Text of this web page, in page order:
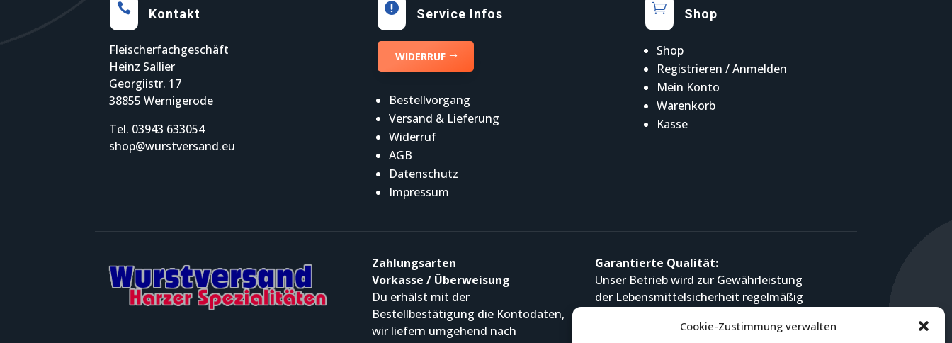
Cookie-Zustimmung verwalten
 Kontakt
Fleischerfachgeschäft
Heinz Sallier
Georgiistr. 17
38855 Wernigerode
Tel. 03943 633054
shop@wurstversand.eu
 Service Infos
WIDERRUF
Bestellvorgang
Versand & Lieferung
Widerruf
AGB
Datenschutz
Impressum
 Shop
Shop
Registrieren / Anmelden
Mein Konto
Warenkorb
Kasse
Zahlungsarten
Vorkasse / Überweisung
Du erhälst mit der
Bestellbestätigung die Kontodaten,
wir liefern umgehend nach
Garantierte Qualität:
Unser Betrieb wird zur Gewährleistung
der Lebensmittelsicherheit regelmäßig
Services Germany GmbH / Standort Jena